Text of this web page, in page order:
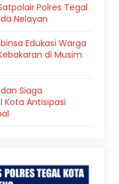
Polres Tegal
Nelayan
Edukasi Warga
di Musim
Siaga
Kota Antisipasi